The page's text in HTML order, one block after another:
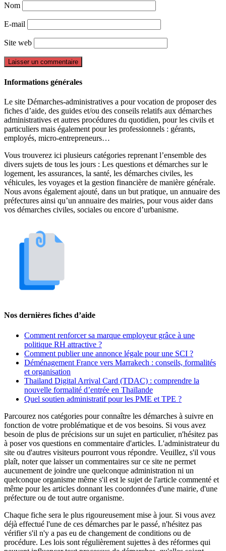
Nom
E-mail
Site web
Informations générales
Le site Démarches-administratives a pour vocation de proposer des
fiches d’aide, des guides et/ou des conseils relatifs aux démarches
administratives et autres procédures du quotidien, pour les civils et
particuliers mais également pour les professionnels : gérants,
employés, micro-entrepreneurs…
Vous trouverez ici plusieurs catégories reprenant l’ensemble des
divers sujets de tous les jours : Les questions et démarches sur le
logement, les assurances, la santé, les démarches civiles, les
véhicules, les voyages et la gestion financière de manière générale.
Nous avons également ajouté, dans un but pratique, un annuaire des
préfectures ainsi qu’un annuaire des mairies, pour vous aider dans
vos démarches civiles, sociales ou encore d’urbanisme.
Nos dernières fiches d’aide
Comment renforcer sa marque employeur grâce à une
politique RH attractive ?
Comment publier une annonce légale pour une SCI ?
Déménagement France vers Marrakech : conseils, formalités
et organisation
Thailand Digital Arrival Card (TDAC) : comprendre la
nouvelle formalité d’entrée en Thaïlande
Quel soutien administratif pour les PME et TPE ?
Parcourez nos catégories pour connaître les démarches à suivre en
fonction de votre problématique et de vos besoins. Si vous avez
besoin de plus de précisions sur un sujet en particulier, n'hésitez pas
à poser vos questions en commentaire d'articles. L'administrateur du
site ou d'autres visiteurs pourront vous répondre. Veuillez, s'il vous
plaît, noter que laisser un commentaires sur ce site ne permet
aucunement de joindre une quelconque administration ni un
quelconque organisme même s'il est le sujet de l'article commenté et
même pour les articles donnant les coordonnées d'une mairie, d'une
préfecture ou de tout autre organisme.
Chaque fiche sera le plus rigoureusement mise à jour. Si vous avez
déjà effectué l'une de ces démarches par le passé, n'hésitez pas
vérifier s'il n'y a pas eu de changement de conditions ou de
procédure. Les lois sont régulièrement sujettes à des réformes qui